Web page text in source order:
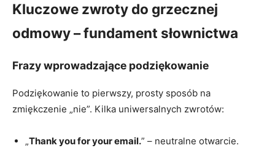
Kluczowe zwroty do grzecznej
odmowy – fundament słownictwa
Frazy wprowadzające podziękowanie
Podziękowanie to pierwszy, prosty sposób na
zmiękczenie „nie”. Kilka uniwersalnych zwrotów:
„Thank you for your email.” – neutralne otwarcie.